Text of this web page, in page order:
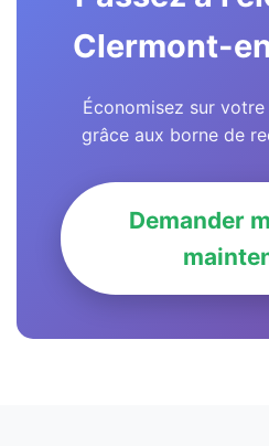
Clermont-
Économisez sur
grâce aux borne de
Demander